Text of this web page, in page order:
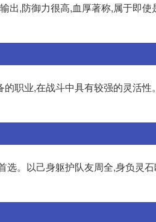
出,防御力很高,血厚著称,属于即使
职业,在战斗中具有较强的灵活性
。以己身躯护队友周全,身负灵